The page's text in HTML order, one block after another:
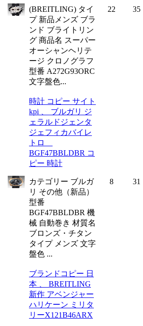
(BREITLING) タイ
プ 新品メンズ ブラ
ンド ブライトリン
グ 商品名 スーパー
オーシャンヘリテ
ージ クロノグラフ
型番 A272G93ORC
文字盤色...
22 35
時計 コピー サイト
kpi 、 ブルガリ ジ
ェラルドジェンタ
ジェフィカバイレ
トロ
BGF47BBLDBR コ
ピー 時計
カテゴリー ブルガ
リ その他（新品）
型番
BGF47BBLDBR 機
械 自動巻き 材質名
ブロンズ・チタン
タイプ メンズ 文字
盤色 ...
8 31
ブランドコピー 日
本 、 BREITLING
新作 アベンジャー
ハリケーン ミリタ
リーX121B46ARX